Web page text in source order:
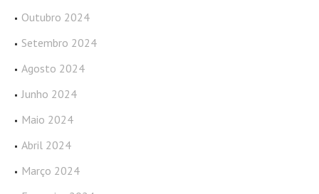
Outubro 2024
Setembro 2024
Agosto 2024
Junho 2024
Maio 2024
Abril 2024
Março 2024